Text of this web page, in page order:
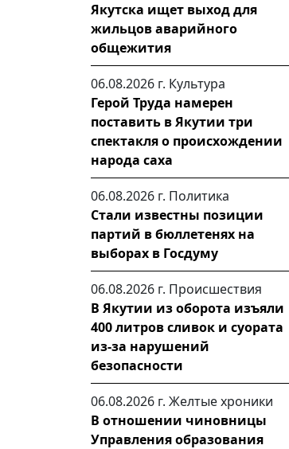
Якутска ищет выход для
жильцов аварийного
общежития
06.08.2026 г. Культура
Герой Труда намерен
поставить в Якутии три
спектакля о происхождении
народа саха
06.08.2026 г. Политика
Стали известны позиции
партий в бюллетенях на
выборах в Госдуму
06.08.2026 г. Происшествия
В Якутии из оборота изъяли
400 литров сливок и суората
из-за нарушений
безопасности
06.08.2026 г. Желтые хроники
В отношении чиновницы
Управления образования